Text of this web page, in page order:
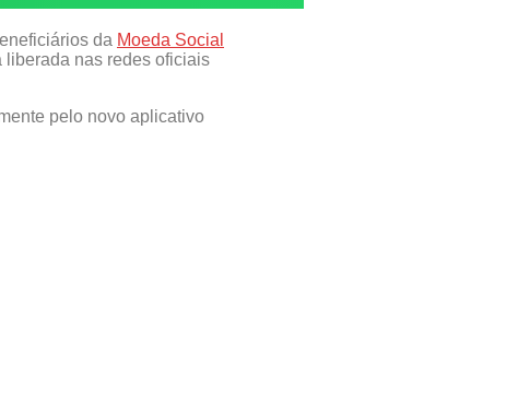
da Moeda Social
liberada nas redes oficiais
pelo novo aplicativo